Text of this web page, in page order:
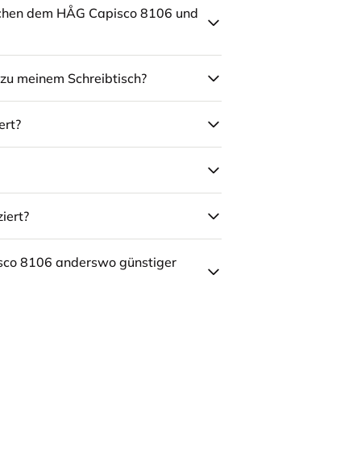
dem HÅG Capisco 8106 und
meinem Schreibtisch?
8106 anderswo günstiger